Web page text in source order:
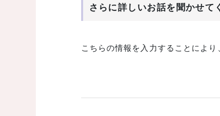
さらに詳しいお話を聞かせて
こちらの情報を入力することによ